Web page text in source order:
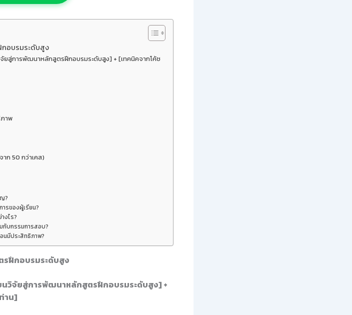
อบรมระดับสูง
สู่การพัฒนาหลักสูตรฝึกอบรมระดับสูง] + [เทคนิคจากโค้ช
าพ
ก 50 กว่าเคส)
?
ารของผู้เรียน?
งไร?
กับกรรมการสอบ?
อนมีประสิทธิภาพ?
ฝึกอบรมระดับสูง
วิจัยสู่การพัฒนาหลักสูตรฝึกอบรมระดับสูง] +
าน]